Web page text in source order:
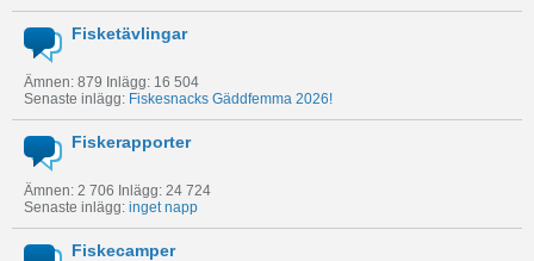
Fisketävlingar
Ämnen: 879 Inlägg: 16 504
Senaste inlägg: Fiskesnacks Gäddfemma 2026!
Fiskerapporter
Ämnen: 2 706 Inlägg: 24 724
Senaste inlägg: inget napp
Fiskecamper